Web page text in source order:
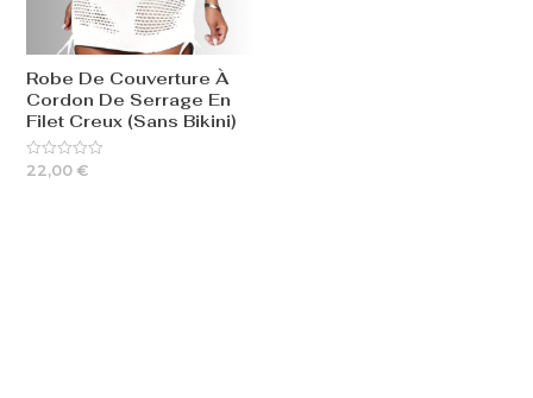
Robe De Couverture À
Cordon De Serrage En
Filet Creux (Sans Bikini)
Rated
22,00 €